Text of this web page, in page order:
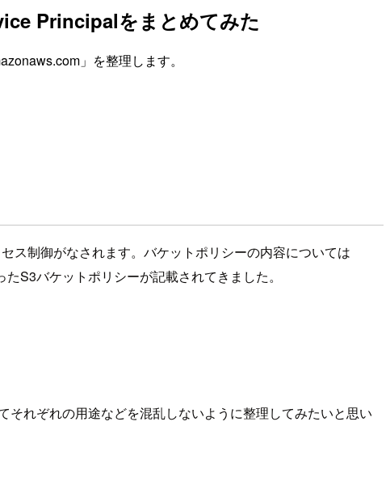
Principalをまとめてみた
」を整理します。
ス制御がなされます。バケットポリシーの内容については
たS3バケットポリシーが記載されてきました。
れぞれの用途などを混乱しないように整理してみたいと思い